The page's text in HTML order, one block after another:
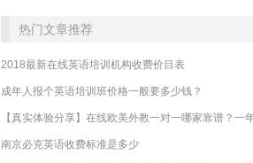
热门文章推荐
2018最新在线英语培训机构收费价目表
成年人报个英语培训班价格一般要多少钱？
南京必克英语收费标准是多少